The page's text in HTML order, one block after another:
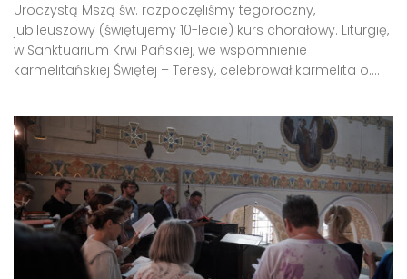
Uroczystą Mszą św. rozpoczęliśmy tegoroczny,
jubileuszowy (świętujemy 10-lecie) kurs chorałowy. Liturgię,
w Sanktuarium Krwi Pańskiej, we wspomnienie
karmelitańskiej Świętej – Teresy, celebrował karmelita o....